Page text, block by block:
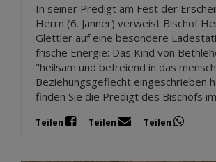
In seiner Predigt am Fest der
Herrn (6. Jänner) verweist Bischof
Glettler auf eine besondere
frische Energie: Das Kind von
"heilsam und befreiend in das
Beziehungsgeflecht eingeschrieben
finden Sie die Predigt des Bischofs
Teilen Teilen Teilen